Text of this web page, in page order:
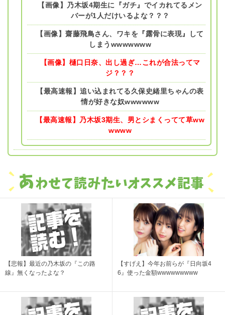
【画像】乃木坂4期生に『ガチ』でイカれてるメン
バーが1人だけいるよな？？？
【画像】齋藤飛鳥さん、ワキを『露骨に表現』して
しまうwwwwwww
【画像】樋口日奈、出し過ぎ…これが合法ってマ
ジ？？？
【最高速報】追い込まれてる久保史緒里ちゃんの表
情が好きな奴wwwwww
【最高速報】乃木坂3期生、男とシまくってて草ww
wwww
【悲報】最近の乃木坂の『この路
線』無くなったよな？
【すげえ】今年お前らが『日向坂4
6』使った金額wwwwwwwww